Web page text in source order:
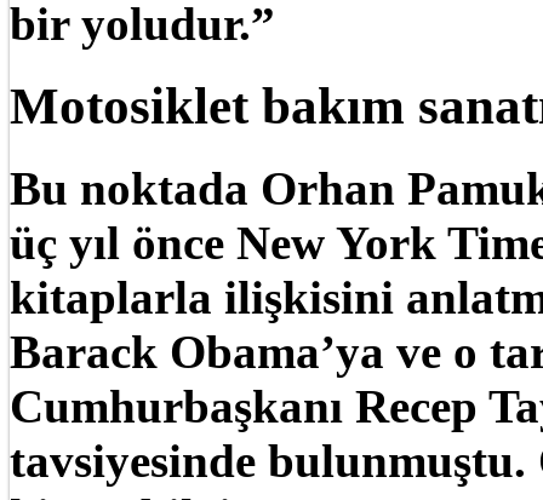
bir yoludur.”
Motosiklet bakım
Bu noktada Orhan
üç yıl önce New York
kitaplarla ilişkisini
Barack Obama’ya ve o
Cumhurbaşkanı Recep
tavsiyesinde